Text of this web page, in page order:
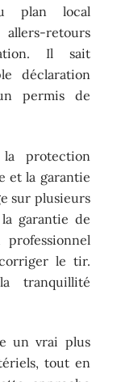
plan local
retours
Il sait
déclaration
permis de
protection
et la garantie
sur plusieurs
garantie de
le tir.
tranquillité
un vrai plus
tout en